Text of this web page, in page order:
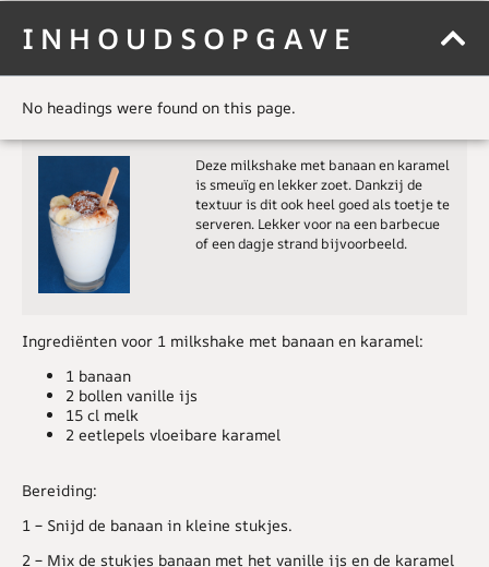
INHOUDSOPGAVE
No headings were found on this page.
Deze milkshake met banaan en karamel
is smeuïg en lekker zoet. Dankzij de
textuur is dit ook heel goed als toetje te
serveren. Lekker voor na een barbecue
of een dagje strand bijvoorbeeld.
Ingrediënten voor 1 milkshake met banaan en karamel:
1 banaan
2 bollen vanille ijs
15 cl melk
2 eetlepels vloeibare karamel
Bereiding:
1 – Snijd de banaan in kleine stukjes.
2 – Mix de stukjes banaan met het vanille ijs en de karamel